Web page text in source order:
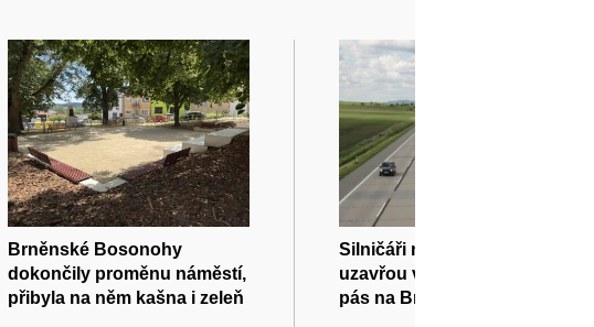
Brněnské Bosonohy
dokončily proměnu náměstí,
přibyla na něm kašna i zeleň
Silničáři na dálnici D2 v Brně
uzavřou v pátek večer jízdní
pás na Bratislavu